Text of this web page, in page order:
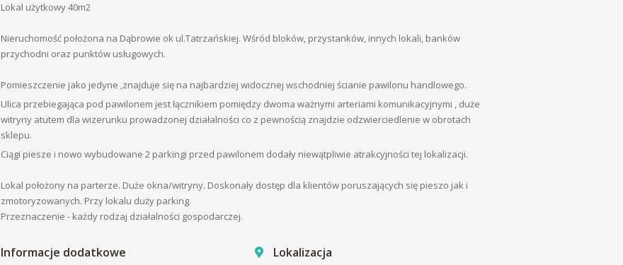
Lokal użytkowy 40m2
Nieruchomość położona na Dąbrowie ok ul.Tatrzańskiej. Wśród bloków, przystanków, innych lokali, banków
przychodni oraz punktów usługowych.
Pomieszczenie jako jedyne ,znajduje się na najbardziej widocznej wschodniej ścianie pawilonu handlowego.
Ulica przebiegająca pod pawilonem jest łącznikiem pomiędzy dwoma ważnymi arteriami komunikacyjnymi , duże
witryny atutem dla wizerunku prowadzonej działalności co z pewnością znajdzie odzwierciedlenie w obrotach
sklepu.
Ciągi piesze i nowo wybudowane 2 parkingi przed pawilonem dodały niewątpliwie atrakcyjności tej lokalizacji.
Lokal położony na parterze. Duże okna/witryny. Doskonały dostęp dla klientów poruszających się pieszo jak i
zmotoryzowanych. Przy lokalu duży parking.
Przeznaczenie - każdy rodzaj działalności gospodarczej.
Informacje dodatkowe Lokalizacja